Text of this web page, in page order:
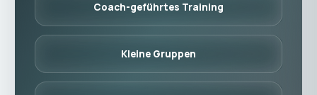
Coach-geführtes Training
Kleine Gruppen